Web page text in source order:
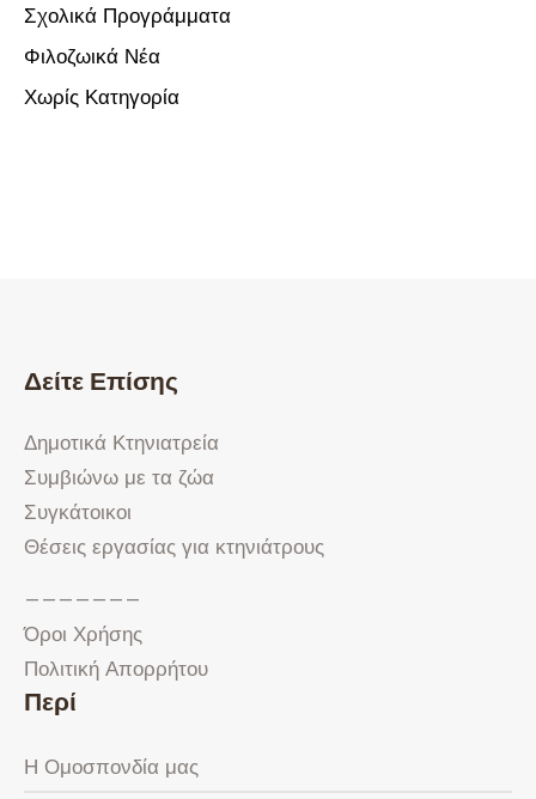
Σχολικά Προγράμματα
Φιλοζωικά Νέα
Χωρίς Κατηγορία
Δείτε Επίσης
Δημοτικά Κτηνιατρεία
Συμβιώνω με τα ζώα
Συγκάτοικοι
Θέσεις εργασίας για κτηνιάτρους
———————
Όροι Χρήσης
Πολιτική Απορρήτου
Περί
Η Ομοσπονδία μας